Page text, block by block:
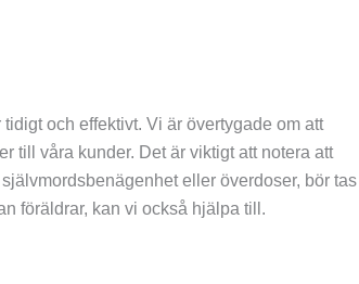
och effektivt. Vi är övertygade om att
till våra kunder. Det är viktigt att notera att
eller överdoser, bör tas
föräldrar, kan vi också hjälpa till.